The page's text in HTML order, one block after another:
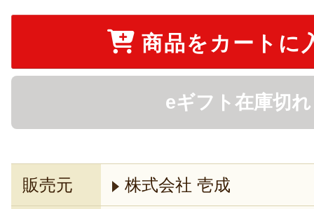
商品をカートに
eギフト在庫切れ
販売元 株式会社 壱成